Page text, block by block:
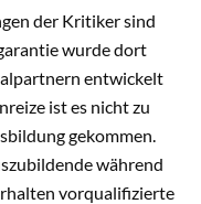
der Kritiker sind
wurde dort
entwickelt
ist es nicht zu
gekommen.
während
vorqualifizierte